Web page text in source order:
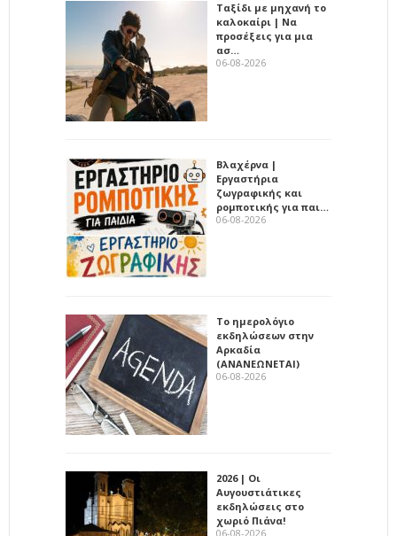
Ταξίδι με μηχανή το
καλοκαίρι | Να
προσέξεις για μια
ασ…
06-08-2026
Βλαχέρνα |
Εργαστήρια
ζωγραφικής και
ρομποτικής για παι…
06-08-2026
Το ημερολόγιο
εκδηλώσεων στην
Αρκαδία
(ΑΝΑΝΕΩΝΕΤΑΙ)
06-08-2026
2026 | Οι
Αυγουστιάτικες
εκδηλώσεις στο
χωριό Πιάνα!
06-08-2026